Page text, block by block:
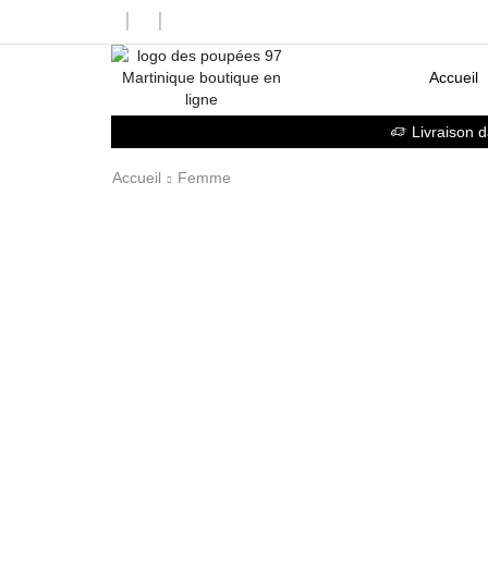
Accueil
Livraison
Accueil Femme